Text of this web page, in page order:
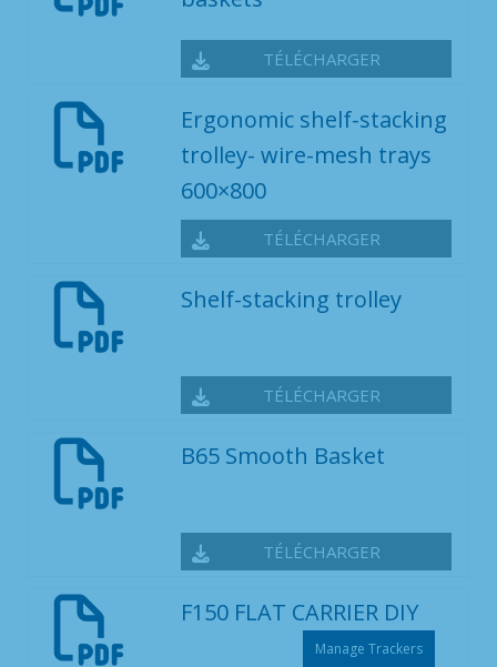
TÉLÉCHARGER
Ergonomic shelf-stacking
trolley- wire-mesh trays
600×800
TÉLÉCHARGER
Shelf-stacking trolley
TÉLÉCHARGER
B65 Smooth Basket
TÉLÉCHARGER
F150 FLAT CARRIER DIY
Manage Trackers